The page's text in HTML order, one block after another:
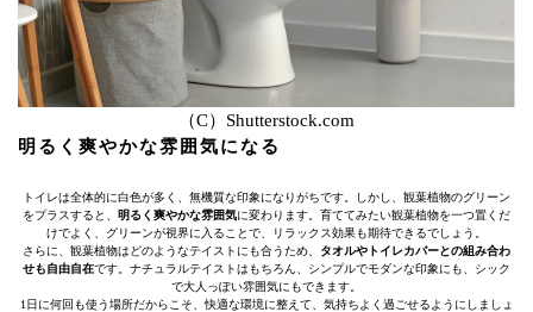
（C）Shutterstock.com
明るく爽やかな雰囲気になる
トイレは全体的に白色が多く、無機質な印象になりがちです。しかし、観葉植物のグリーン
をプラスすると、 明るく爽やかな雰囲気に変わります。育ててみたい観葉植物を一つ置くだ
けでよく、グリーンが視界に入ることで、リラックス効果も期待できるでしょう。
さらに、観葉植物はどのようなテイストにも合うため、 タオルやトイレカバーとの組み合わ
せも自由自在です。ナチュラルテイストはもちろん、シンプルでモダンな印象にも、シック
で大人っぽい雰囲気にもできます。
1日に何回も使う場所だからこそ、快適な環境に整えて、気持ちよく過ごせるようにしましょ